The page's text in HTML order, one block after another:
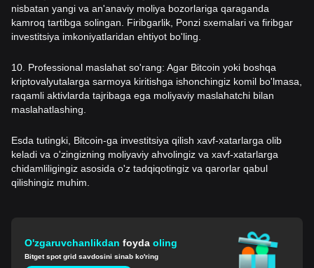
nisbatan yangi va an'anaviy moliya bozorlariga qaraganda
kamroq tartibga solingan. Firibgarlik, Ponzi sxemalari va firibgar
investitsiya imkoniyatlaridan ehtiyot bo'ling.
10. Professional maslahat so'rang: Agar Bitcoin yoki boshqa
kriptovalyutalarga sarmoya kiritishga ishonchingiz komil bo'lmasa,
raqamli aktivlarda tajribaga ega moliyaviy maslahatchi bilan
maslahatlashing.
Esda tutingki, Bitcoin-ga investitsiya qilish xavf-xatarlarga olib
keladi va o'zingizning moliyaviy ahvolingiz va xavf-xatarlarga
chidamliligingiz asosida o'z tadqiqotingiz va qarorlar qabul
qilishingiz muhim.
O'zgaruvchanlikdanfoydaoling
Bitget spot grid savdosini sinab ko'ring